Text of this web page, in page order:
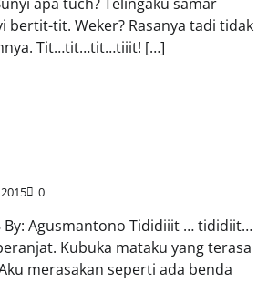
bertit-tit. Weker? Rasanya tadi tidak
Tit…tit…tit…tiiit! […]
0
By: Agusmantono Tididiiit … tididiit…
Kubuka mataku yang terasa
merasakan seperti ada benda